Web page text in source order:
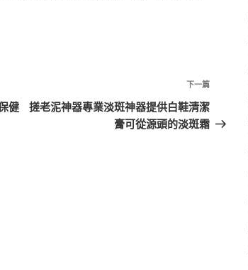
健
下
一
篇
下一篇
搓老泥神器專業淡斑神器提供白鞋清潔
膏可從源頭的淡斑霜